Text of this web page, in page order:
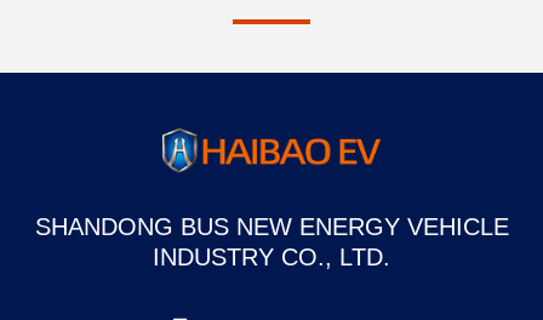
SHANDONG BUS NEW ENERGY VEHICLE
INDUSTRY CO., LTD.